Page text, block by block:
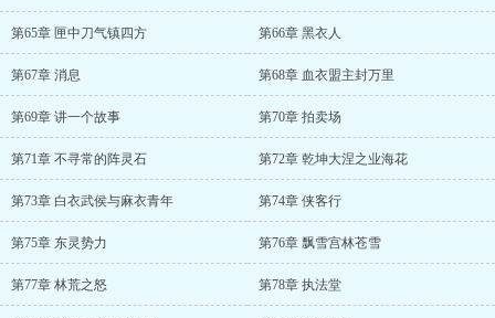
第65章 匣中刀气镇四方 第66章 黑衣人
第67章 消息 第68章 血衣盟主封万里
第69章 讲一个故事 第70章 拍卖场
第71章 不寻常的阵灵石 第72章 乾坤大涅之业海花
第73章 白衣武侯与麻衣青年 第74章 侠客行
第75章 东灵势力 第76章 飘雪宫林苍雪
第77章 林荒之怒 第78章 执法堂